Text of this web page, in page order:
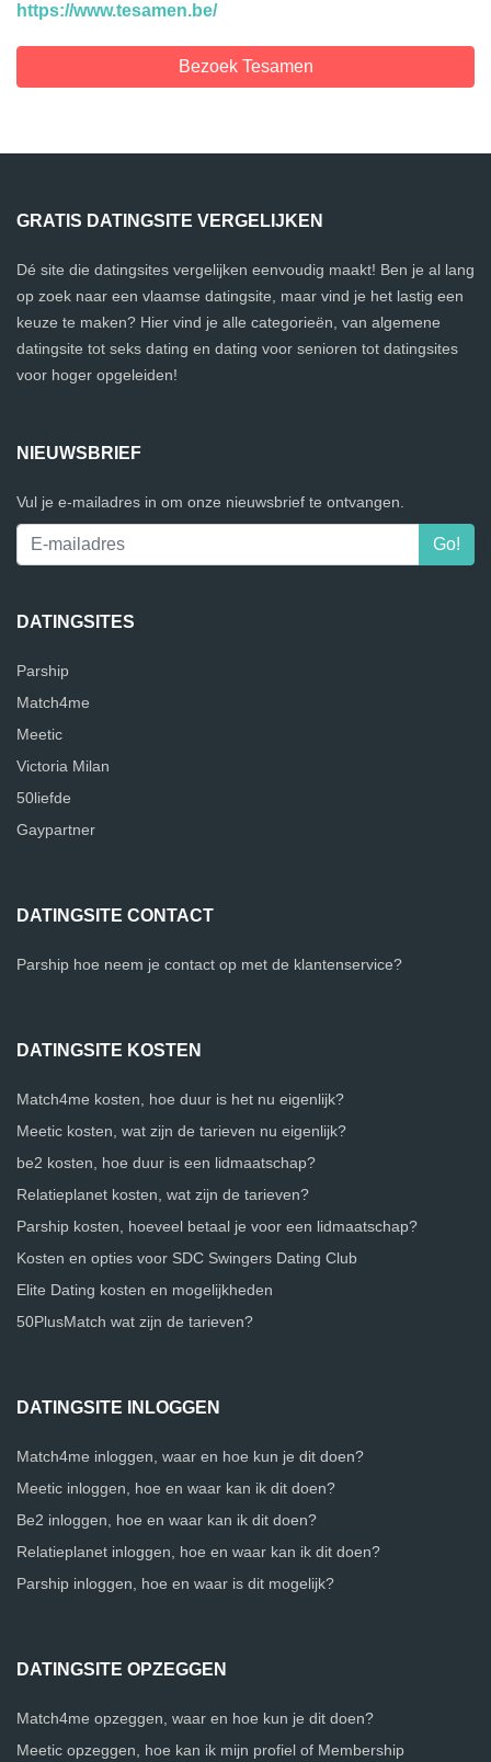
https://www.tesamen.be/
Bezoek Tesamen
GRATIS DATINGSITE VERGELIJKEN
Dé site die datingsites vergelijken eenvoudig maakt! Ben je al lang
op zoek naar een vlaamse datingsite, maar vind je het lastig een
keuze te maken? Hier vind je alle categorieën, van algemene
datingsite tot seks dating en dating voor senioren tot datingsites
voor hoger opgeleiden!
NIEUWSBRIEF
Vul je e-mailadres in om onze nieuwsbrief te ontvangen.
DATINGSITES
Parship
Match4me
Meetic
Victoria Milan
50liefde
Gaypartner
DATINGSITE CONTACT
Parship hoe neem je contact op met de klantenservice?
DATINGSITE KOSTEN
Match4me kosten, hoe duur is het nu eigenlijk?
Meetic kosten, wat zijn de tarieven nu eigenlijk?
be2 kosten, hoe duur is een lidmaatschap?
Relatieplanet kosten, wat zijn de tarieven?
Parship kosten, hoeveel betaal je voor een lidmaatschap?
Kosten en opties voor SDC Swingers Dating Club
Elite Dating kosten en mogelijkheden
50PlusMatch wat zijn de tarieven?
DATINGSITE INLOGGEN
Match4me inloggen, waar en hoe kun je dit doen?
Meetic inloggen, hoe en waar kan ik dit doen?
Be2 inloggen, hoe en waar kan ik dit doen?
Relatieplanet inloggen, hoe en waar kan ik dit doen?
Parship inloggen, hoe en waar is dit mogelijk?
DATINGSITE OPZEGGEN
Match4me opzeggen, waar en hoe kun je dit doen?
Meetic opzeggen, hoe kan ik mijn profiel of Membership